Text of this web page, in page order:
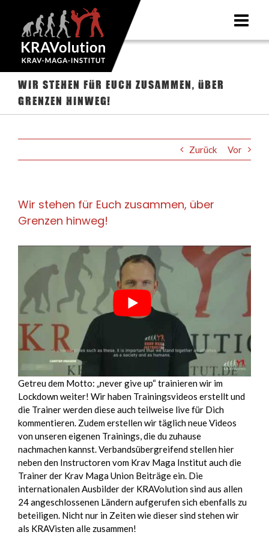
springen
Wir stehen für Euch zusammen, über
Grenzen hinweg!
Zurück Vor
Wir stehen für Euch zusammen, über
Grenzen hinweg!
Getreu dem Motto: „never give up“ trainieren wir im
Lockdown weiter! Wir haben Trainingsvideos erstellt und
die Trainer werden diese auch teilweise live für Dich
kommentieren. Zudem erstellen wir täglich neue Videos
von unseren eigenen Trainings, die du zuhause
nachmachen kannst. Verbandsübergreifend stellen hier
neben den Instructoren vom Krav Maga Institut auch die
Trainer der Krav Maga Union Beiträge ein. Die
internationalen Ausbilder der KRAVolution sind aus allen
24 angeschlossenen Ländern aufgerufen sich ebenfalls zu
beteiligen. Nicht nur in Zeiten wie dieser sind stehen wir
als KRAVisten alle zusammen!